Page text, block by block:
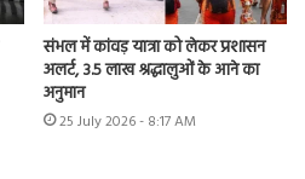
संभल में कांवड़ यात्रा को लेकर प्रशासन
अलर्ट, 3.5 लाख श्रद्धालुओं के आने का
अनुमान
25 July 2026 - 8:17 AM